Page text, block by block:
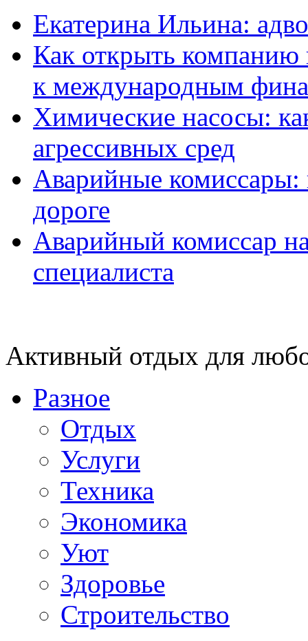
Екатерина Ильина:
Как открыть компанию
к международным
Химические насосы:
агрессивных сред
Аварийные
дороге
Аварийный комиссар
специалиста
Активный отдых для
Разное
Отдых
Услуги
Техника
Экономика
Уют
Здоровье
Строительство